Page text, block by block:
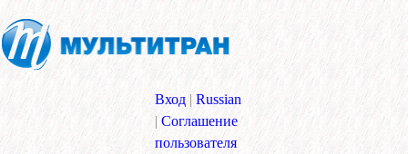
Вход | Russian
| Соглашение
пользователя